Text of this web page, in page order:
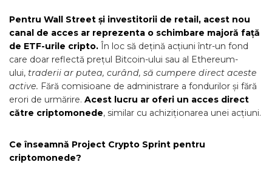
Pentru Wall Street și investitorii de retail, acest nou
canal de acces ar reprezenta o schimbare majoră față
de ETF-urile cripto. În loc să dețină acțiuni într-un fond
care doar reflectă prețul Bitcoin-ului sau al Ethereum-
ului, traderii ar putea, curând, să cumpere direct aceste
active. Fără comisioane de administrare a fondurilor și fără
erori de urmărire. Acest lucru ar oferi un acces direct
către criptomonede, similar cu achiziționarea unei acțiuni.
Ce înseamnă Project Crypto Sprint pentru
criptomonede?